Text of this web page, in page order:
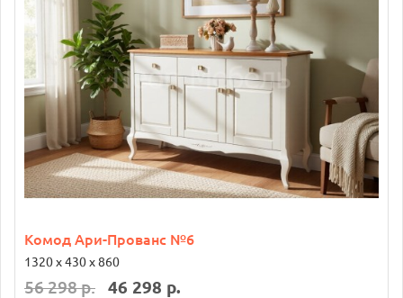
Комод Ари-Прованс №6
1320 х 430 х 860
56 298 р. 46 298 р.